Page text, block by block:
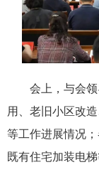
会上，与会
用、老旧小区改
等工作进展情况
既有住宅加装电梯